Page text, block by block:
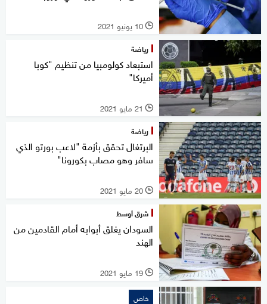
l 10 يونيو 2021
رياضة
استبعاد كولومبيا من تنظيم "كوبا
أميركا"
l 21 مايو 2021
رياضة
البرتغال تحقق بأزمة "لاعب بورتو الذي
سافر وهو مصاب بكورونا"
l 20 مايو 2021
شرق أوسط
السودان يغلق أبوابه أمام القادمين من
الهند
l 19 مايو 2021
خاص